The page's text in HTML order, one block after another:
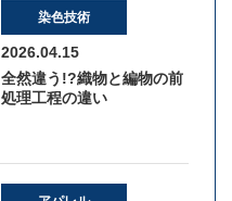
染色技術
2026.04.15
全然違う!?織物と編物の前
処理工程の違い